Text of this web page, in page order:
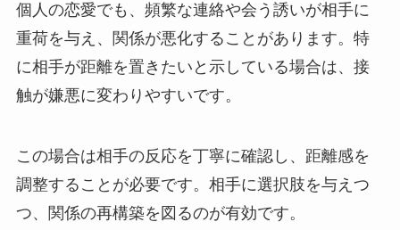
個人の恋愛でも、頻繁な連絡や会う誘いが相手に
重荷を与え、関係が悪化することがあります。特
に相手が距離を置きたいと示している場合は、接
触が嫌悪に変わりやすいです。
この場合は相手の反応を丁寧に確認し、距離感を
調整することが必要です。相手に選択肢を与えつ
つ、関係の再構築を図るのが有効です。